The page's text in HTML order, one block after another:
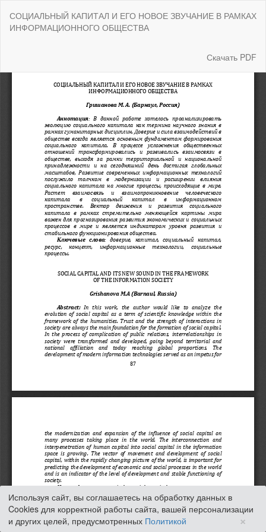
Подробностям
СОЦИАЛЬНЫЙ КАПИТАЛ И ЕГО НОВОЕ ЗВУЧАНИЕ В РАМКАХ
ИНФОРМАЦИОННОГО ОБЩЕСТВА
Скачать
Скачать PDF
Используя сайт, вы соглашаетесь на обработку данных в
Cookies для корректной работы сайта, вашей персонализации
и других целей, предусмотренных Политикой ×